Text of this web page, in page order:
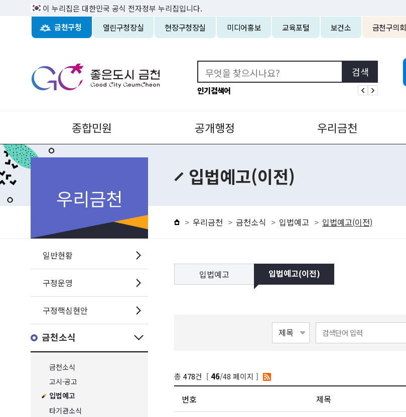
이 누리집은 대한민국 공식 전자정부 누리집입니다.
금천구청 열린구청장실 현장구청장실 미디어홍보 교육포털 보건소 금천구의회
인기검색어
종합민원 공개행정 우리금천
우리금천
일반현황
구정운영
구정핵심현안
금천소식
금천소식
고시·공고
입법예고
타기관소식
입법예고(이전)
우리금천 금천소식 입법예고 입법예고(이전)
입법예고 입법예고(이전)
총 478건 [ 46/48 페이지 ]
번호 제목